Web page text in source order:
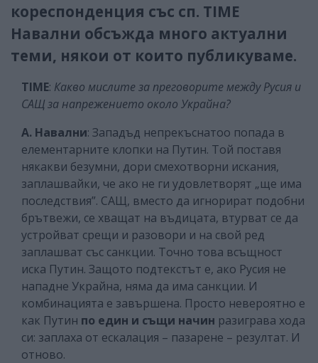
кореспонденция със сп. TIME
Навални обсъжда много актуални
теми, някои от които публикуваме.
TIME: Какво мислите за преговорите между Русия и
САЩ за напрежението около Украйна?
А. Навални: Западъд непрекъснатоо попада в
елементарните клопки на Путин. Той поставя
някакви безумни, дори смехотворни искания,
заплашвайки, че ако не ги удовлетворят „ще има
последствия”. САЩ, вместо да игнорират подобни
брътвежи, се хващат на въдицата, втурват се да
устройват срещи и разовори и на свой ред
заплашват със санкции. Точно това всъщност
иска Путин. Защото подтекстът е, ако Русия не
нападне Украйна, няма да има санкции. И
комбинацията е завършена. Просто невероятно е
как Путин по един и същи начин разиграва хода
си: заплаха от ескалация – пазарене – резултат. И
отново.